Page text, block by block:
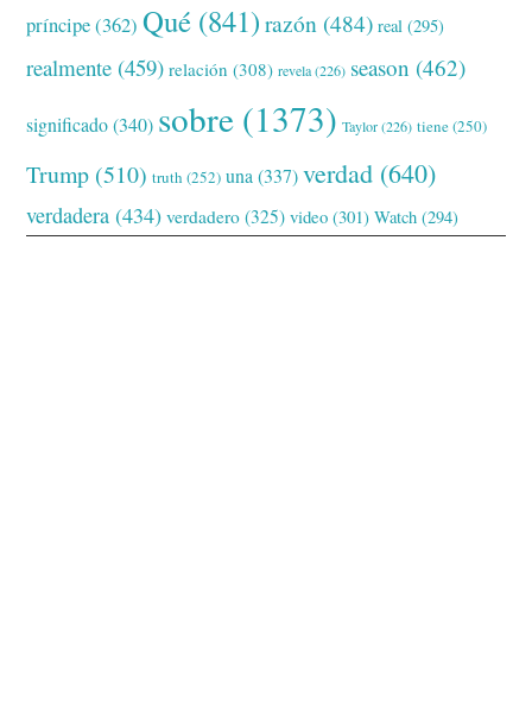
príncipe(362) Qué (841) razón (484) real (295)
realmente (459) relación (308) revela(226) season (462)
significado(340) sobre (1373) Taylor(226) tiene(250)
Trump (510) truth (252) una(337) verdad (640)
verdadera (434) verdadero (325) video (301) Watch (294)